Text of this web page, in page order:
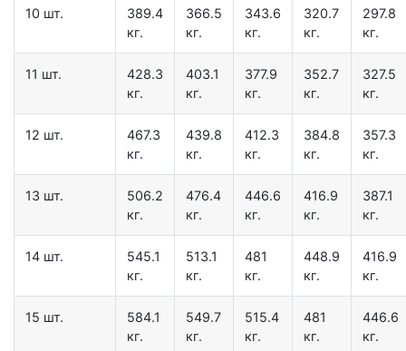
10 шт.
389.4
кг.
366.5
кг.
343.6
кг.
320.7
кг.
297.8
кг.
11 шт.
428.3
кг.
403.1
кг.
377.9
кг.
352.7
кг.
327.5
кг.
12 шт.
467.3
кг.
439.8
кг.
412.3
кг.
384.8
кг.
357.3
кг.
13 шт.
506.2
кг.
476.4
кг.
446.6
кг.
416.9
кг.
387.1
кг.
14 шт.
545.1
кг.
513.1
кг.
481
кг.
448.9
кг.
416.9
кг.
15 шт.
584.1
кг.
549.7
кг.
515.4
кг.
481
кг.
446.6
кг.